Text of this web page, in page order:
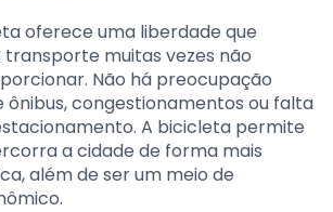
oferece uma liberdade que
muitas vezes não
Não há preocupação
ônibus, congestionamentos ou falta
A bicicleta permite
a cidade de forma mais
além de ser um meio de